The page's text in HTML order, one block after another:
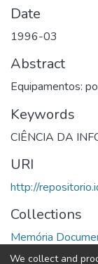
Date
1996-03
Abstract
Equipamentos:
Keywords
CIÊNCIA DA
URI
http://
Collections
Memória
We collect and